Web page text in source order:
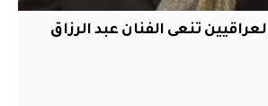
تنعى الفنان عبد الرزاق